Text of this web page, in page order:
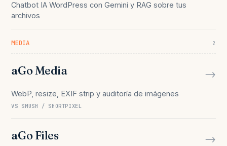
Chatbot IA WordPress con Gemini y RAG sobre tus
archivos
MEDIA 2
aGo Media
WebP, resize, EXIF strip y auditoría de imágenes
VS SMUSH / SHORTPIXEL
→
aGo Files →